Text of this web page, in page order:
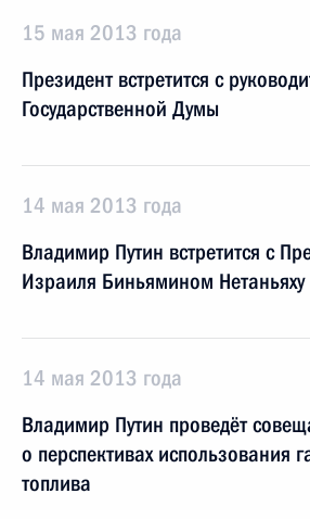
15 мая 2013 года
Президент встретится с
Государственной Думы
14 мая 2013 года
Владимир Путин встретится с
Израиля Биньямином Нетаньяху
14 мая 2013 года
Владимир Путин проведёт
о перспективах использования
топлива